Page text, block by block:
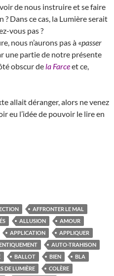
de nous instruire et se faire
Dans ce cas, la Lumière serait
vous pas ?
nous n’aurons pas à «passer
une partie de notre présente
obscur de la Farceet ce,
allait déranger, alors ne venez
eu l’idée de pouvoir le lire en
AFFRONTER LE MAL
ALLUSION
AMOUR
APPLICATION
APPLIQUER
AUTO-TRAHISON
BALLOT BIEN
BLA
DE LUMIÈRE
COLÈRE